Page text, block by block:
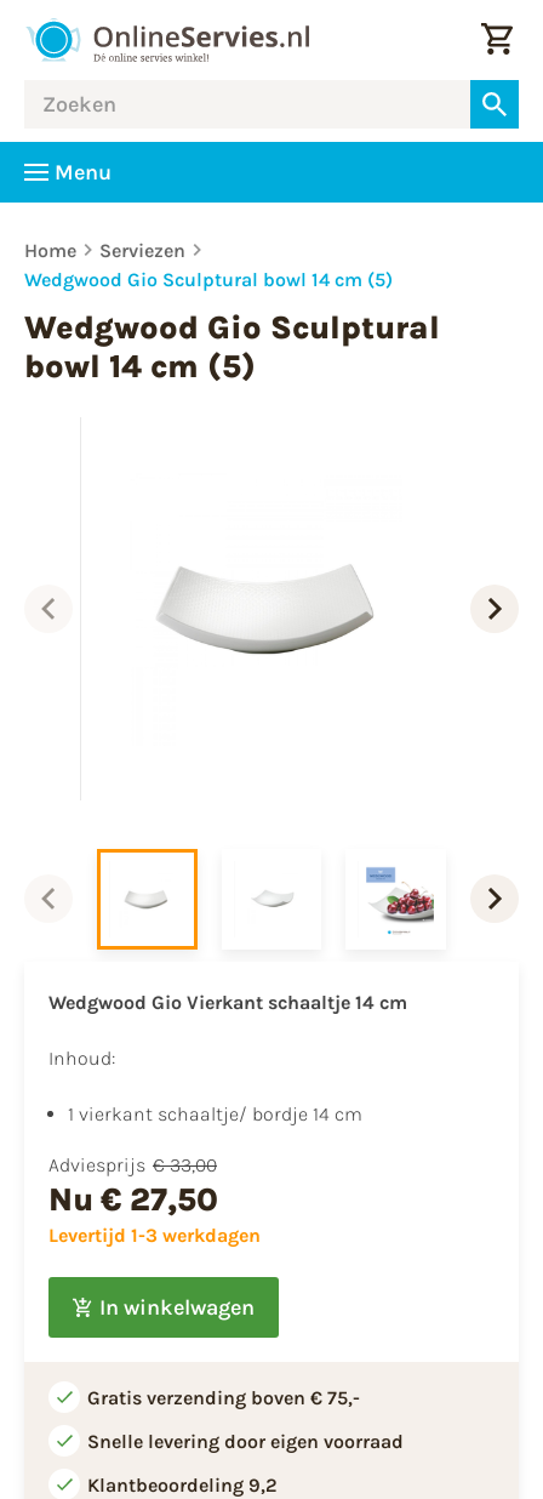
Menu
Home
Serviezen
Wedgwood Gio Sculptural bowl 14 cm (5)
Wedgwood Gio Sculptural
bowl 14 cm (5)
Wedgwood Gio Vierkant schaaltje 14 cm
Inhoud:
1 vierkant schaaltje/ bordje 14 cm
Adviesprijs € 33,00
Nu € 27,50
Levertijd 1-3 werkdagen
In winkelwagen
Gratis verzending boven € 75,-
Snelle levering door eigen voorraad
Klantbeoordeling 9,2